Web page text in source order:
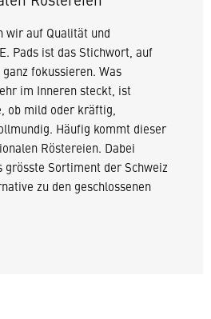
wir auf Qualität und
Pads ist das Stichwort, auf
fokussieren. Was
im Inneren steckt, ist
ob mild oder kräftig,
Häufig kommt dieser
Röstereien. Dabei
grösste Sortiment der Schweiz
zu den geschlossenen